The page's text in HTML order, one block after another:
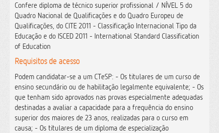
Confere diploma de técnico superior profissional / NÍVEL 5 do
Quadro Nacional de Qualificações e do Quadro Europeu de
Qualificações, do CITE 2011 - Classificação Internacional Tipo da
Educação e do ISCED 2011 - International Standard Classification
of Education
Requisitos de acesso
Podem candidatar-se a um CTeSP: - Os titulares de um curso de
ensino secundário ou de habilitação legalmente equivalente; - Os
que tenham sido aprovados nas provas especialmente adequadas
destinadas a avaliar a capacidade para a frequência do ensino
superior dos maiores de 23 anos, realizadas para o curso em
causa; - Os titulares de um diploma de especialização